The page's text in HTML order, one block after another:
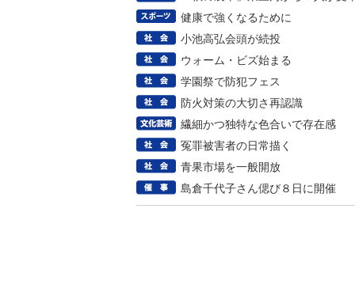
健康で強くなるために
小池高弘会頭が続投
ウォーム・ビズ始まる
学園祭で防犯フェス
防火対策の大切さ再認識
繊細かつ独特な色合いで存在感
冤罪被害者の日常描く
青果市場を一般開放
島倉千代子さん偲び８日に開催